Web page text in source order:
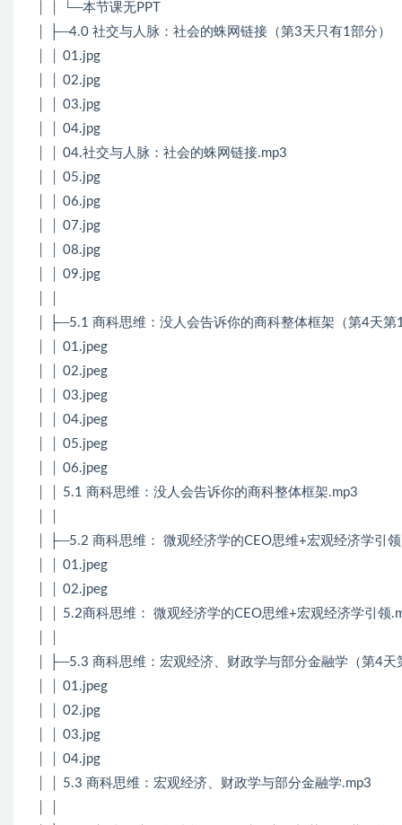
│ │ └─本节课无PPT
│ ├─4.0 社交与人脉：社会的蛛网链接（第3天只有1部分）
│ │ 01.jpg
│ │ 02.jpg
│ │ 03.jpg
│ │ 04.jpg
│ │ 04.社交与人脉：社会的蛛网链接.mp3
│ │ 05.jpg
│ │ 06.jpg
│ │ 07.jpg
│ │ 08.jpg
│ │ 09.jpg
│ ├─5.1 商科思维：没人会告诉你的商科整体框架（第4天第
│ │ 01.jpeg
│ │ 02.jpeg
│ │ 03.jpeg
│ │ 04.jpeg
│ │ 05.jpeg
│ │ 06.jpeg
│ │ 5.1 商科思维：没人会告诉你的商科整体框架.mp3
│ ├─5.2 商科思维： 微观经济学的CEO思维+宏观经济学引
│ │ 01.jpeg
│ │ 02.jpeg
│ │ 5.2商科思维： 微观经济学的CEO思维+宏观经济学引领
│ ├─5.3 商科思维：宏观经济、财政学与部分金融学（第4天
│ │ 01.jpeg
│ │ 02.jpg
│ │ 03.jpg
│ │ 04.jpg
│ │ 5.3 商科思维：宏观经济、财政学与部分金融学.mp3